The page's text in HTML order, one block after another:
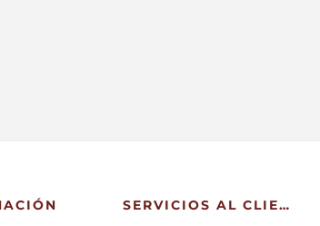
SERVICIOS AL CLIENTE